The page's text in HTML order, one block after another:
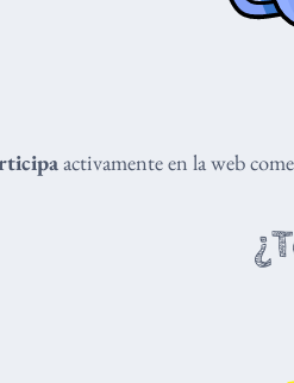
activamente en la web